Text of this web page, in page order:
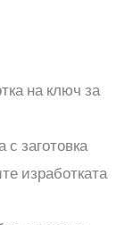
на ключ за
с заготовка
изработката